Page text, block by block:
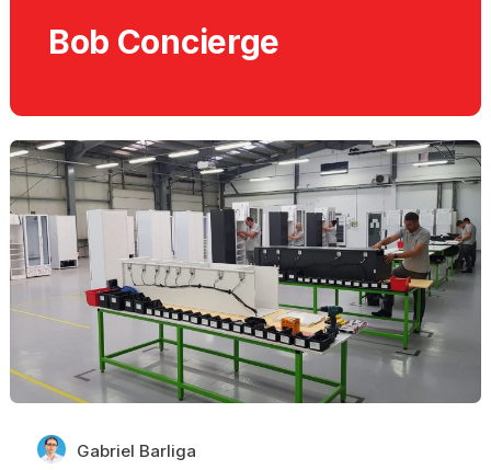
Bob Concierge
Gabriel Barliga